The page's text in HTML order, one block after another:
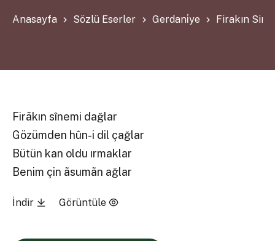
Anasayfa Sözlü Eserler Gerdani̇ye Firakın
Firãkın sînemi dağlar
Gözümden hûn-i dil çağlar
Bütün kan oldu ırmaklar
Benim çin ãsumãn ağlar
İndir Görüntüle